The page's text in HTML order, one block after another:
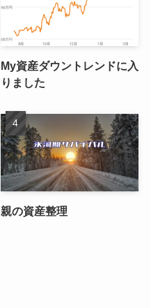
My資産ダウントレンドに入
りました
親の資産整理